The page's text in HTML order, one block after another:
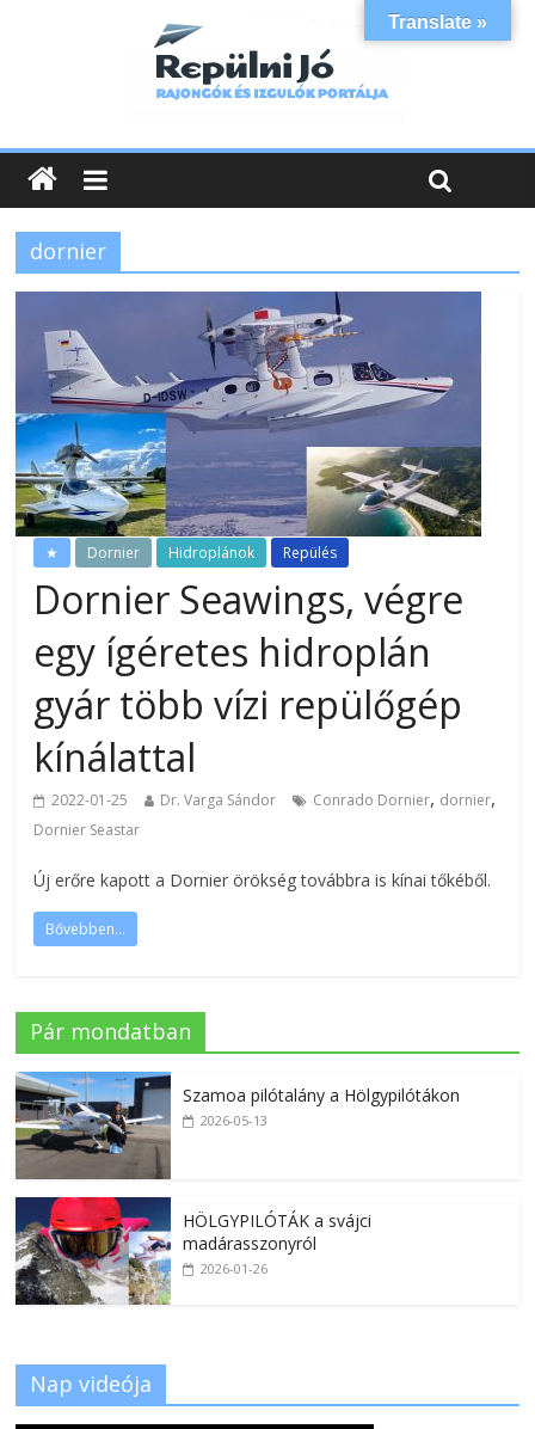
dornier
★ Dornier Hidroplánok Repülés
Dornier Seawings, végre
egy ígéretes hidroplán
gyár több vízi repülőgép
kínálattal
2022-01-25 Dr. Varga Sándor Conrado Dornier, dornier,
Dornier Seastar
Új erőre kapott a Dornier örökség továbbra is kínai tőkéből.
Bővebben...
Pár mondatban
Szamoa pilótalány a Hölgypilótákon
2026-05-13
HÖLGYPILÓTÁK a svájci
madárasszonyról
2026-01-26
Nap videója
Translate »